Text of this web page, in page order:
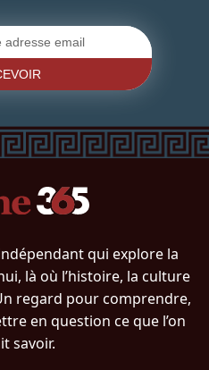
qui explore la
là où l’histoire, la culture
regard pour comprendre,
en question ce que l’on
savoir.